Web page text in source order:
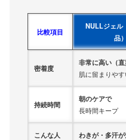
比較項目
NULLジェル
品）
密着度
非常に高い（直
肌に留まりや
持続時間
朝のケアで
長時間キープ
こんな人
わきが・多汗